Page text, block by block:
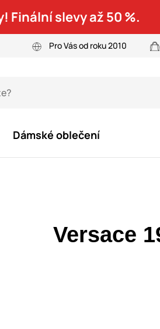
Finální slevy až 50 %.
Pro Vás od roku 2010
Dámské oblečení
Versace